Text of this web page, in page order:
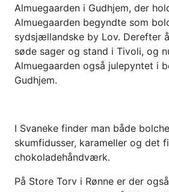
Almuegaarden i Gudhjem, der
Almuegaarden begyndte som
sydsjællandske by Lov. Derefter
søde sager og stand i Tivoli, og
Almuegaarden også julepyntet i
Gudhjem.
I Svaneke finder man både
skumfidusser, karameller og det
chokoladehåndværk.
På Store Torv i Rønne er der